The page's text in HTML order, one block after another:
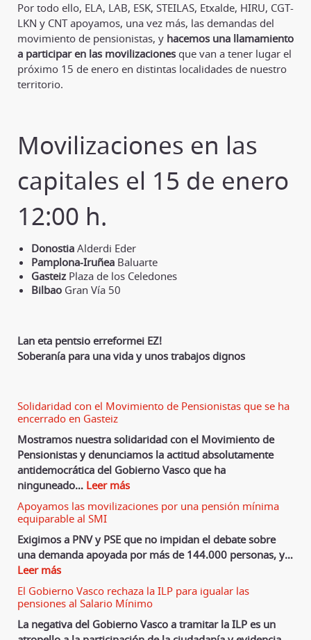
Por todo ello, ELA, LAB, ESK, STEILAS, Etxalde, HIRU, CGT-
LKN y CNT apoyamos, una vez más, las demandas del
movimiento de pensionistas, y hacemos una llamamiento
a participar en las movilizaciones que van a tener lugar el
próximo 15 de enero en distintas localidades de nuestro
territorio.
Movilizaciones en las
capitales el 15 de enero
12:00 h.
Donostia Alderdi Eder
Pamplona-Iruñea Baluarte
Gasteiz Plaza de los Celedones
Bilbao Gran Vía 50
Lan eta pentsio erreformei EZ!
Soberanía para una vida y unos trabajos dignos
Solidaridad con el Movimiento de Pensionistas que se ha
encerrado en Gasteiz
Mostramos nuestra solidaridad con el Movimiento de
Pensionistas y denunciamos la actitud absolutamente
antidemocrática del Gobierno Vasco que ha
ninguneado… Leer más
Apoyamos las movilizaciones por una pensión mínima
equiparable al SMI
Exigimos a PNV y PSE que no impidan el debate sobre
una demanda apoyada por más de 144.000 personas, y…
Leer más
El Gobierno Vasco rechaza la ILP para igualar las
pensiones al Salario Mínimo
La negativa del Gobierno Vasco a tramitar la ILP es un